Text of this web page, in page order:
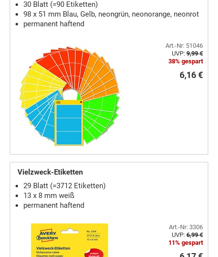
30 Blatt (=90 Etiketten)
98 x 51 mm Blau, Gelb, neongrün, neonorange, neonrot
permanent haftend
Art.-Nr: 51046
UVP: 9,99 €
38% gespart
6,16 €
Vielzweck-Etiketten
29 Blatt (=3712 Etiketten)
13 x 8 mm weiß
permanent haftend
Art.-Nr: 3306
UVP: 6,99 €
11% gespart